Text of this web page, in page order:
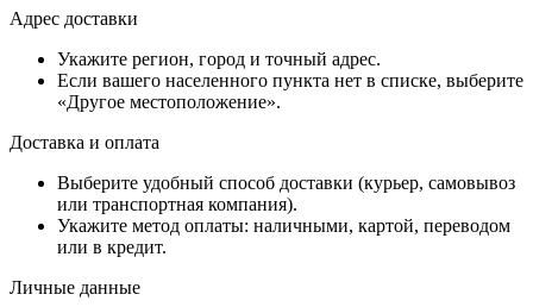
Адрес доставки
Укажите регион, город и точный адрес.
Если вашего населенного пункта нет в списке, выберите
«Другое местоположение».
Доставка и оплата
Выберите удобный способ доставки (курьер, самовывоз
или транспортная компания).
Укажите метод оплаты: наличными, картой, переводом
или в кредит.
Личные данные